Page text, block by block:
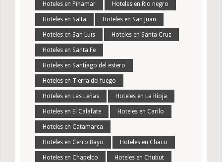
Hoteles en Pinamar Hoteles en Rio negro
Hoteles en Salta Hoteles en San Juan
Hoteles en San Luis Hoteles en Santa Cruz
Hoteles en Santa Fe
Hoteles en Santiago del estero
Hoteles en Tierra del fuego
Hoteles en Las Leñas Hoteles en La Rioja
Hoteles en El Calafate Hoteles en Carilo
Hoteles en Catamarca
Hoteles en Cerro Bayo Hoteles en Chaco
Hoteles en Chapelco Hoteles en Chubut